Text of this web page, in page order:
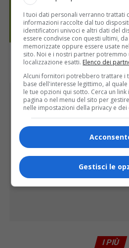
PUBBLICITÀ
I PIÙ
I tuoi dati personali verranno trattati
informazioni raccolte dal tuo
identificatori univoci e altri dati del
essere condivise con questi ultimi,
memorizzate oppure essere usate
sito. Noi e i nostri partner potremmo
localizzazione esatti. Elenco dei
Alcuni fornitori potrebbero trattare i
base dell'interesse legittimo, al
le tue opzioni qui sotto. Cerca un
pagina o nel menu del sito per
nelle impostazioni della privacy e dei
Gestisci le